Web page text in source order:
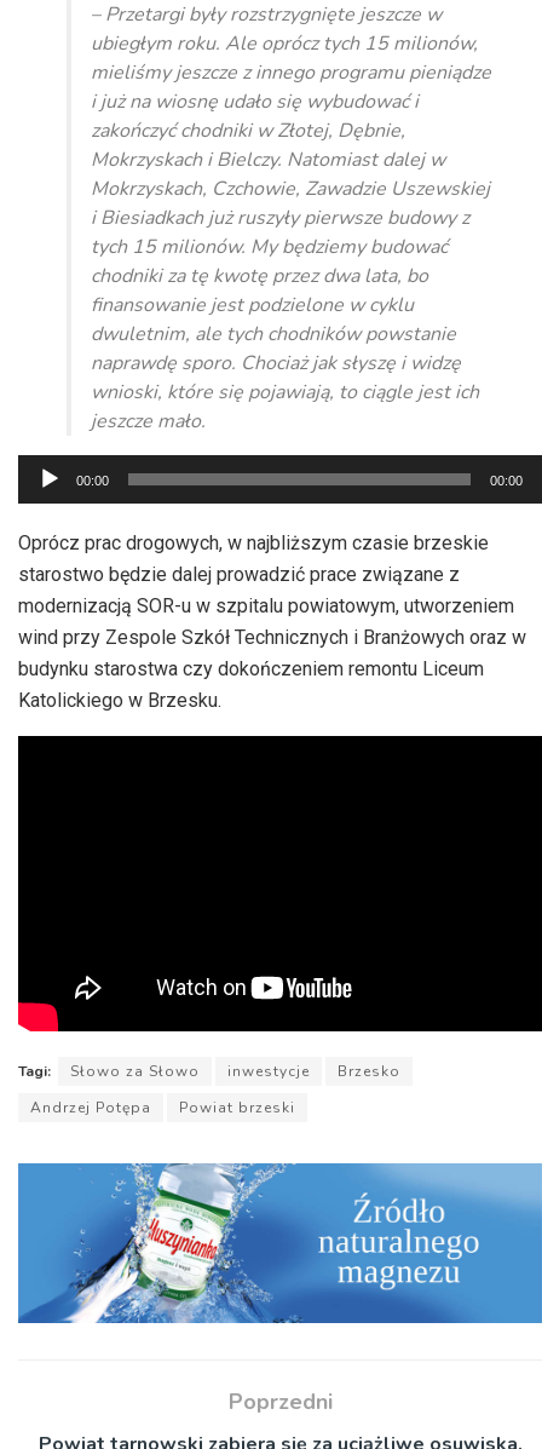
– Przetargi były rozstrzygnięte jeszcze w
ubiegłym roku. Ale oprócz tych 15 milionów,
mieliśmy jeszcze z innego programu pieniądze
i już na wiosnę udało się wybudować i
zakończyć chodniki w Złotej, Dębnie,
Mokrzyskach i Bielczy. Natomiast dalej w
Mokrzyskach, Czchowie, Zawadzie Uszewskiej
i Biesiadkach już ruszyły pierwsze budowy z
tych 15 milionów. My będziemy budować
chodniki za tę kwotę przez dwa lata, bo
finansowanie jest podzielone w cyklu
dwuletnim, ale tych chodników powstanie
naprawdę sporo. Chociaż jak słyszę i widzę
wnioski, które się pojawiają, to ciągle jest ich
jeszcze mało.
Odtwarzacz
plików
dźwiękowych
00:00 00:00
Oprócz prac drogowych, w najbliższym czasie brzeskie
starostwo będzie dalej prowadzić prace związane z
modernizacją SOR-u w szpitalu powiatowym, utworzeniem
wind przy Zespole Szkół Technicznych i Branżowych oraz w
budynku starostwa czy dokończeniem remontu Liceum
Katolickiego w Brzesku.
Tagi: Słowo za Słowo inwestycje
Brzesko
Andrzej Potępa
Powiat brzeski
Poprzedni